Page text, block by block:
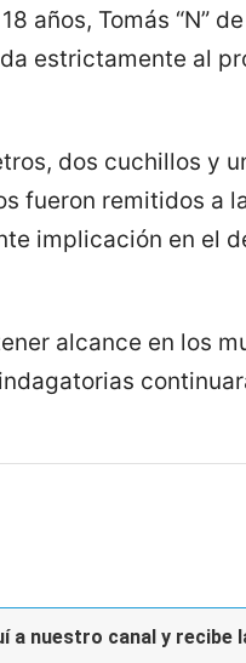
años, Tomás “N”
estrictamente al
dos cuchillos y
fueron remitidos a
implicación en el
alcance en los
a nuestro canal y recibe